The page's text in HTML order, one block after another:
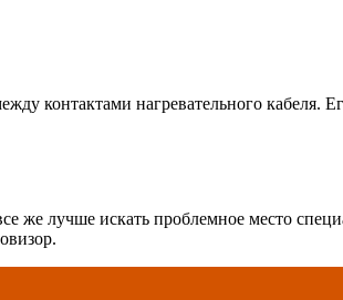
контактами нагревательного кабеля.
же лучше искать проблемное место